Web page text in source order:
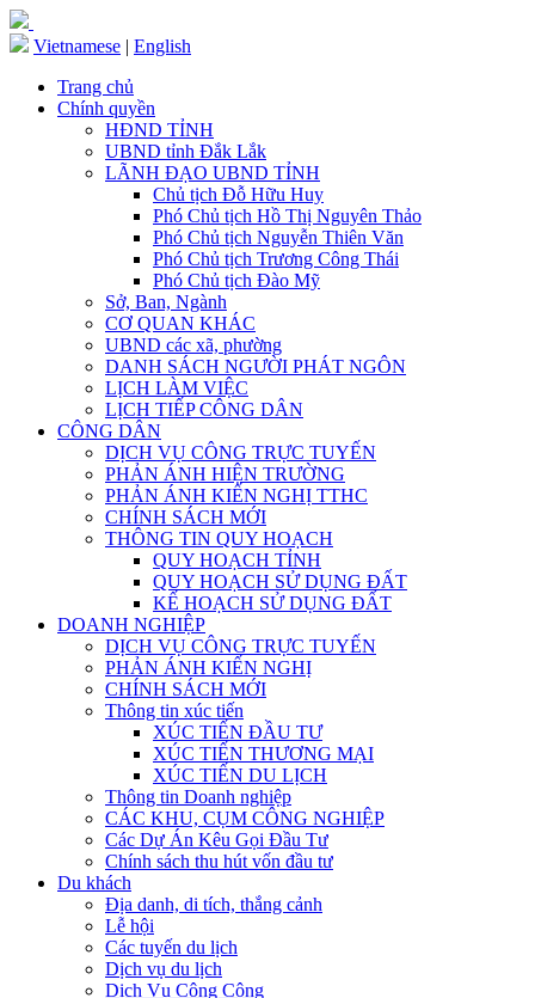
Vietnamese | English
Trang chủ
Chính quyền
HĐND TỈNH
UBND tỉnh Đắk Lắk
LÃNH ĐẠO UBND TỈNH
Chủ tịch Đỗ Hữu Huy
Phó Chủ tịch Hồ Thị Nguyên Thảo
Phó Chủ tịch Nguyễn Thiên Văn
Phó Chủ tịch Trương Công Thái
Phó Chủ tịch Đào Mỹ
Sở, Ban, Ngành
CƠ QUAN KHÁC
UBND các xã, phường
DANH SÁCH NGƯỜI PHÁT NGÔN
LỊCH LÀM VIỆC
LỊCH TIẾP CÔNG DÂN
CÔNG DÂN
DỊCH VỤ CÔNG TRỰC TUYẾN
PHẢN ÁNH HIỆN TRƯỜNG
PHẢN ÁNH KIẾN NGHỊ TTHC
CHÍNH SÁCH MỚI
THÔNG TIN QUY HOẠCH
QUY HOẠCH TỈNH
QUY HOẠCH SỬ DỤNG ĐẤT
KẾ HOẠCH SỬ DỤNG ĐẤT
DOANH NGHIỆP
DỊCH VỤ CÔNG TRỰC TUYẾN
PHẢN ÁNH KIẾN NGHỊ
CHÍNH SÁCH MỚI
Thông tin xúc tiến
XÚC TIẾN ĐẦU TƯ
XÚC TIẾN THƯƠNG MẠI
XÚC TIẾN DU LỊCH
Thông tin Doanh nghiệp
CÁC KHU, CỤM CÔNG NGHIỆP
Các Dự Án Kêu Gọi Đầu Tư
Chính sách thu hút vốn đầu tư
Du khách
Địa danh, di tích, thắng cảnh
Lễ hội
Các tuyến du lịch
Dịch vụ du lịch
Dịch Vụ Công Cộng